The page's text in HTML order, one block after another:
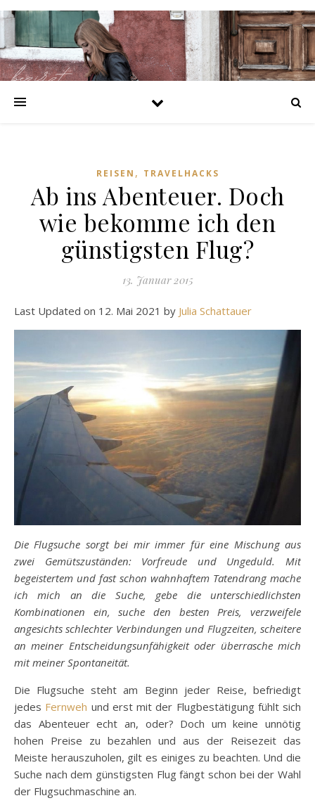
https://bezirzt.de/alprazolam-kaufen-deutschland.html
https://bezirzt.de/cialis-kaufen-deutschland.html
https://bezirzt.de/clomifen-kaufen-deutschland.html
https://bezirzt.de/potenzmittel-kaufen-deutschland.html
REISEN , TRAVELHACKS
Ab ins Abenteuer. Doch
wie bekomme ich den
günstigsten Flug?
13. Januar 2015
Last Updated on 12. Mai 2021 by Julia Schattauer
Die Flugsuche sorgt bei mir immer für eine Mischung aus
zwei Gemütszuständen: Vorfreude und Ungeduld. Mit
begeistertem und fast schon wahnhaftem Tatendrang mache
ich mich an die Suche, gebe die unterschiedlichsten
Kombinationen ein, suche den besten Preis, verzweifele
angesichts schlechter Verbindungen und Flugzeiten, scheitere
an meiner Entscheidungsunfähigkeit oder überrasche mich
mit meiner Spontaneität.
Die Flugsuche steht am Beginn jeder Reise, befriedigt
jedes Fernweh und erst mit der Flugbestätigung fühlt sich
das Abenteuer echt an, oder? Doch um keine unnötig
hohen Preise zu bezahlen und aus der Reisezeit das
Meiste herauszuholen, gilt es einiges zu beachten. Und die
Suche nach dem günstigsten Flug fängt schon bei der Wahl
der Flugsuchmaschine an.